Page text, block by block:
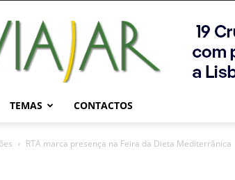
Viajar
Magazine
Online
TEMAS CONTACTOS
RTA marca presença na Feira da Dieta Mediterrânica